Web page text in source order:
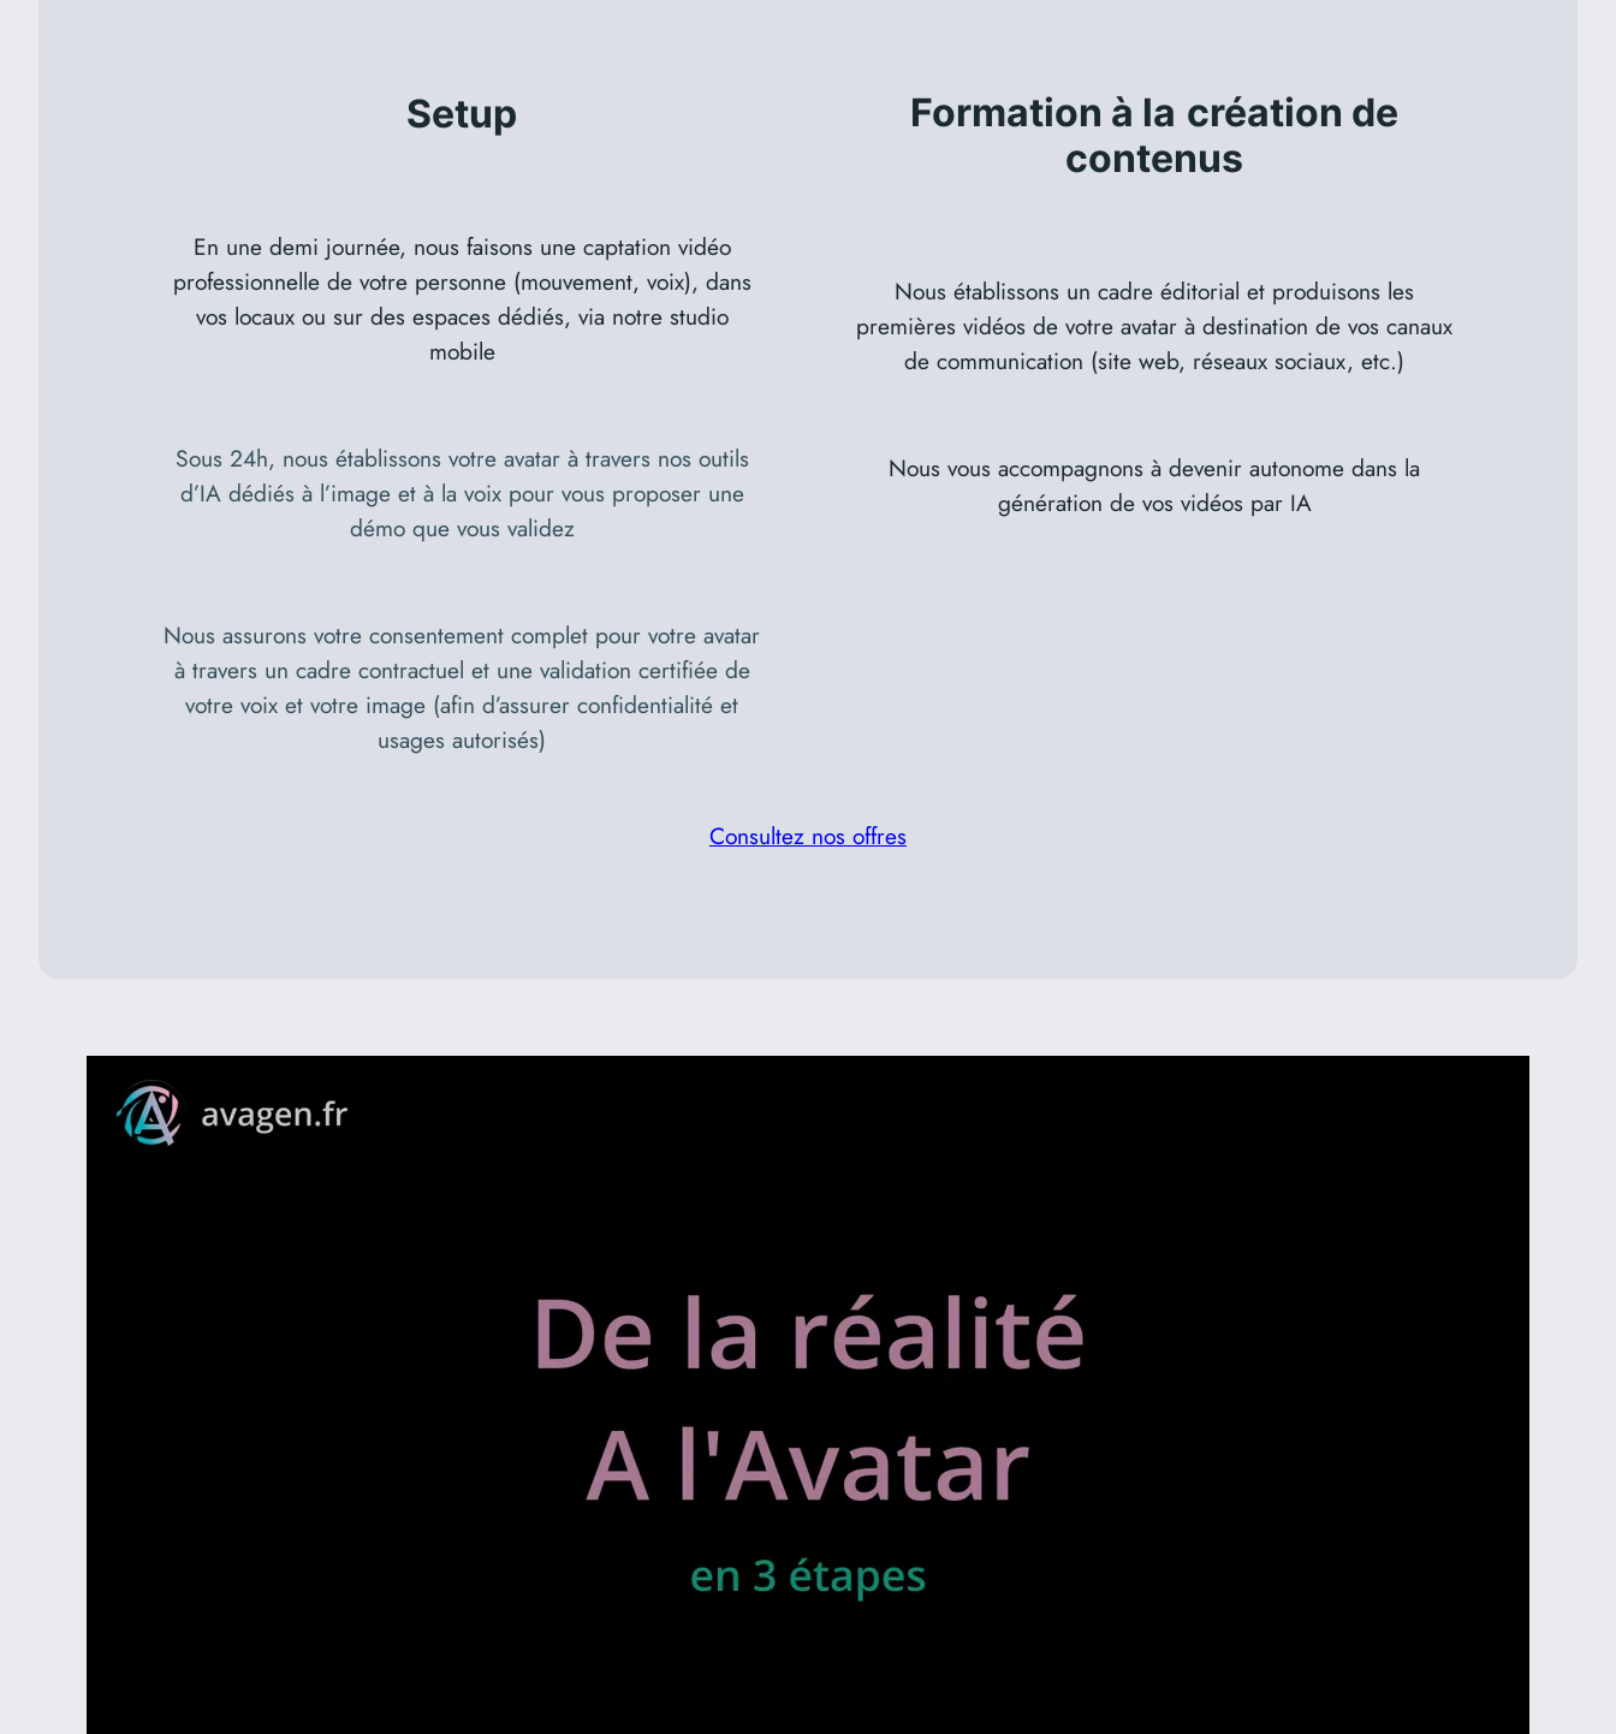
Setup
En une demi journée, nous faisons une captation vidéo
professionnelle de votre personne (mouvement, voix), dans
vos locaux ou sur des espaces dédiés, via notre studio
mobile
Sous 24h, nous établissons votre avatar à travers nos outils
d’IA dédiés à l’image et à la voix pour vous proposer une
démo que vous validez
Nous assurons votre consentement complet pour votre avatar
à travers un cadre contractuel et une validation certifiée de
votre voix et votre image (afin d’assurer confidentialité et
usages autorisés)
Formation à la création de
contenus
Nous établissons un cadre éditorial et produisons les
premières vidéos de votre avatar à destination de vos canaux
de communication (site web, réseaux sociaux, etc.)
Nous vous accompagnons à devenir autonome dans la
génération de vos vidéos par IA
Consultez nos offres